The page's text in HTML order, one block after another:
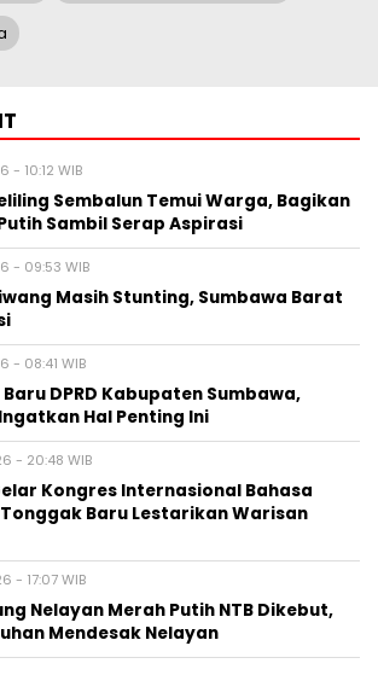
- 10:12 WIB
Sembalun Temui Warga, Bagikan
Sambil Serap Aspirasi
- 09:53 WIB
Masih Stunting, Sumbawa Barat
- 08:41 WIB
DPRD Kabupaten Sumbawa,
Hal Penting Ini
- 20:48 WIB
Kongres Internasional Bahasa
Baru Lestarikan Warisan
- 17:07 WIB
Nelayan Merah Putih NTB Dikebut,
Mendesak Nelayan